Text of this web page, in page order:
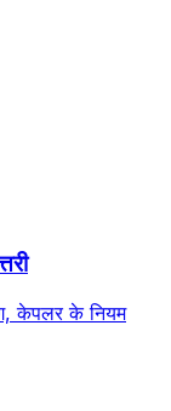
केपलर के नियम